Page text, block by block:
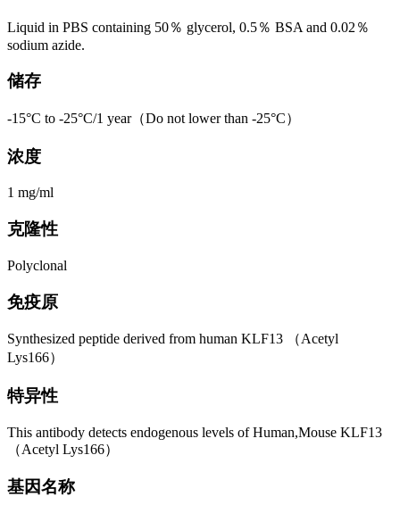
Liquid in PBS containing 50％ glycerol, 0.5％ BSA and 0.02％
sodium azide.
储存
-15°C to -25°C/1 year（Do not lower than -25°C）
浓度
1 mg/ml
克隆性
Polyclonal
免疫原
Synthesized peptide derived from human KLF13 （Acetyl
Lys166）
特异性
This antibody detects endogenous levels of Human,Mouse KLF13
（Acetyl Lys166）
基因名称